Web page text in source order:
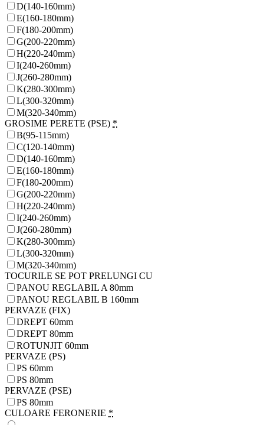
D(140-160mm)
E(160-180mm)
F(180-200mm)
G(200-220mm)
H(220-240mm)
I(240-260mm)
J(260-280mm)
K(280-300mm)
L(300-320mm)
M(320-340mm)
GROSIME PERETE (PSE) *
B(95-115mm)
C(120-140mm)
D(140-160mm)
E(160-180mm)
F(180-200mm)
G(200-220mm)
H(220-240mm)
I(240-260mm)
J(260-280mm)
K(280-300mm)
L(300-320mm)
M(320-340mm)
TOCURILE SE POT PRELUNGI CU
PANOU REGLABIL A 80mm
PANOU REGLABIL B 160mm
PERVAZE (FIX)
DREPT 60mm
DREPT 80mm
ROTUNJIT 60mm
PERVAZE (PS)
PS 60mm
PS 80mm
PERVAZE (PSE)
PS 80mm
CULOARE FERONERIE *